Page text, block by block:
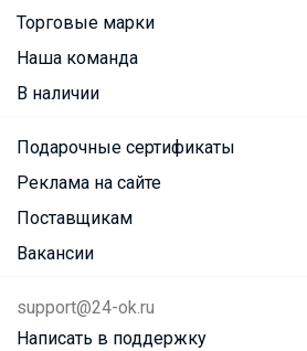
Торговые марки
Наша команда
В наличии
Подарочные сертификаты
Реклама на сайте
Поставщикам
Вакансии
support@24-ok.ru
Написать в поддержку